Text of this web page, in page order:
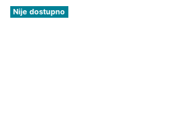
Nije dostupno